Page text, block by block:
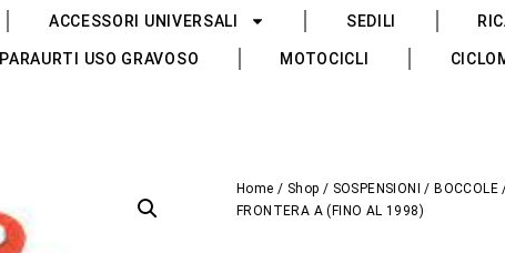
ACCESSORI UNIVERSALI SEDILI
PARAURTI USO GRAVOSO MOTOCICLI
Home / Shop / SOSPENSIONI / BOCCOLE
FRONTERA A (FINO AL 1998)